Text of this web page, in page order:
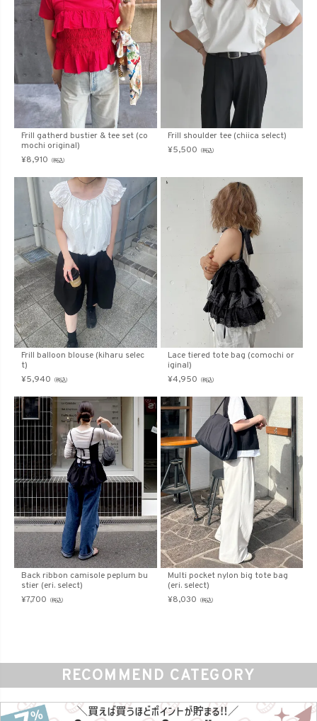
Frill gatherd bustier & tee set (co
mochi original)
¥8,910 （税込）
Frill shoulder tee (chiica select)
¥5,500 （税込）
Frill balloon blouse (kiharu selec
t)
¥5,940 （税込）
Lace tiered tote bag (comochi or
iginal)
¥4,950 （税込）
Back ribbon camisole peplum bu
stier (eri. select)
¥7,700 （税込）
Multi pocket nylon big tote bag
(eri. select)
¥8,030 （税込）
RECOMMEND CATEGORY